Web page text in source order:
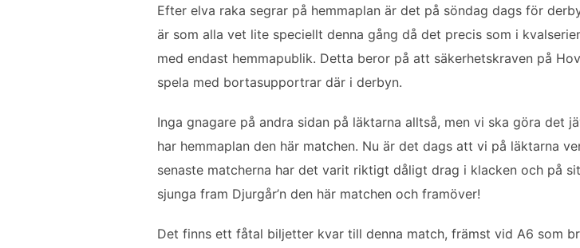
c
e
o
o
i
t
e
r
a
i
n
k
d
I
l
a
Efter elva raka segrar på hemmaplan är det på söndag dags för
är som alla vet lite speciellt denna gång då det precis som i
med endast hemmapublik. Detta beror på att säkerhetskraven på
spela med bortasupportrar där i derbyn.
Inga gnagare på andra sidan på läktarna alltså, men vi ska göra
har hemmaplan den här matchen. Nu är det dags att vi på läktarna
senaste matcherna har det varit riktigt dåligt drag i klacken och på
sjunga fram Djurgår’n den här matchen och framöver!
Det finns ett fåtal biljetter kvar till denna match, främst vid A6 som